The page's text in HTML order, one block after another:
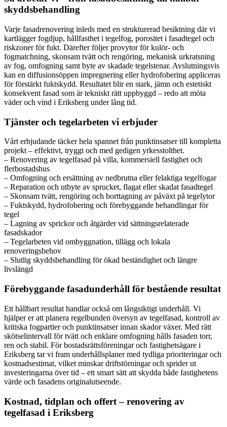
skyddsbehandling
Varje fasadrenovering inleds med en strukturerad besiktning där vi
kartlägger fogdjup, hållfasthet i tegelfog, porositet i fasadtegel och
riskzoner för fukt. Därefter följer provytor för kulör- och
fogmatchning, skonsam tvätt och rengöring, mekanisk urkratsning
av fog, omfogning samt byte av skadade tegelstenar. Avslutningsvis
kan en diffusionsöppen impregnering eller hydrofobering appliceras
för förstärkt fuktskydd. Resultatet blir en stark, jämn och estetiskt
konsekvent fasad som är tekniskt rätt uppbyggd – redo att möta
väder och vind i Eriksberg under lång tid.
Tjänster och tegelarbeten vi erbjuder
Vårt erbjudande täcker hela spannet från punktinsatser till kompletta
projekt – effektivt, tryggt och med gedigen yrkesstolthet.
– Renovering av tegelfasad på villa, kommersiell fastighet och
flerbostadshus
– Omfogning och ersättning av nedbrutna eller felaktiga tegelfogar
– Reparation och utbyte av sprucket, flagat eller skadat fasadtegel
– Skonsam tvätt, rengöring och borttagning av påväxt på tegelytor
– Fuktskydd, hydrofobering och förebyggande behandlingar för
tegel
– Lagning av sprickor och åtgärder vid sättningsrelaterade
fasadskador
– Tegelarbeten vid ombyggnation, tillägg och lokala
renoveringsbehov
– Slutlig skyddsbehandling för ökad beständighet och längre
livslängd
Förebyggande fasadunderhåll för bestående resultat
Ett hållbart resultat handlar också om långsiktigt underhåll. Vi
hjälper er att planera regelbunden översyn av tegelfasad, kontroll av
kritiska fogpartier och punktinsatser innan skador växer. Med rätt
skötselintervall för tvätt och enklare omfogning hålls fasaden torr,
ren och stabil. För bostadsrättsföreningar och fastighetsägare i
Eriksberg tar vi fram underhållsplaner med tydliga prioriteringar och
kostnadsestimat, vilket minskar driftstörningar och sprider ut
investeringarna över tid – ett smart sätt att skydda både fastighetens
värde och fasadens originalutseende.
Kostnad, tidplan och offert – renovering av
tegelfasad i Eriksberg